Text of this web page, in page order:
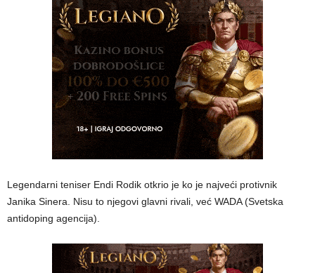
Legendarni teniser Endi Rodik otkrio je ko je najveći protivnik
Janika Sinera. Nisu to njegovi glavni rivali, već WADA (Svetska
antidoping agencija).